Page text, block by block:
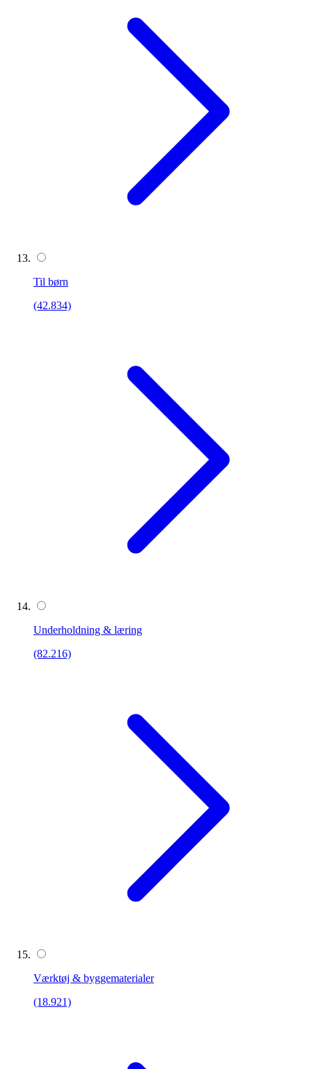
Til børn
(42.834)
Underholdning & læring
(82.216)
Værktøj & byggematerialer
(18.921)